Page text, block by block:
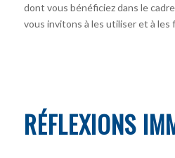
dont vous bénéficiez dans le
vous invitons à les utiliser et à les
RÉFLEXIONS